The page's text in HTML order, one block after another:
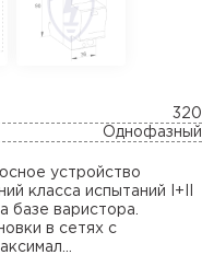
320
Однофазный
устройство
класса испытаний I+II
базе варистора.
в сетях с